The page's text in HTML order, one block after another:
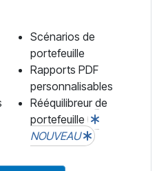
Scénarios de
portefeuille
Rapports PDF
personnalisables
Rééquilibreur de
portefeuille
NOUVEAU